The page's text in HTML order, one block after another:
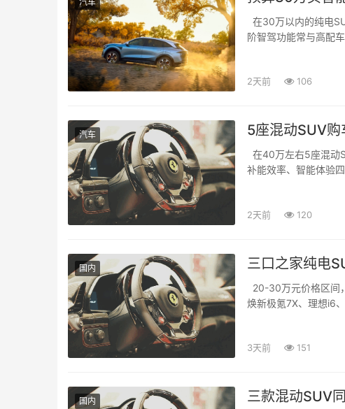
在30万以内的纯电
阶智驾功能常与高配
2天前 106
汽车 5座混动SUV
在40万左右5座混动
补能效率、智能体验
2天前 120
国内 三口之家纯电
20-30万元价格区间
焕新极氪7X、理想i6
3天前 151
国内 三款混动SUV